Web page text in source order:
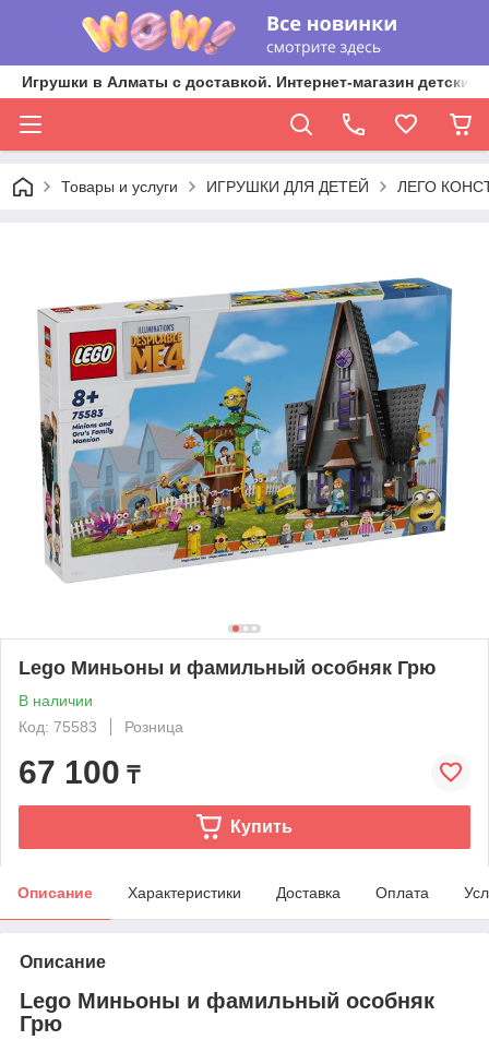
Игрушки в Алматы с доставкой. Интернет-магазин
Товары и услуги ИГРУШКИ ДЛЯ ДЕТЕЙ ЛЕГО
Lego Миньоны и фамильный особняк Грю
В наличии
Код: 75583
Розница
67 100 ₸
Купить
Описание Характеристики Доставка Оплата
Описание
Lego Миньоны и фамильный особняк
Грю